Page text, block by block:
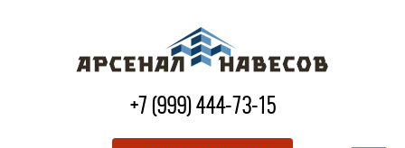
+7 (999) 444-73-15